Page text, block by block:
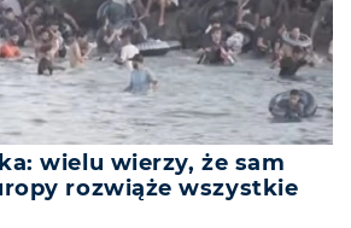
wielu wierzy, że sam
rozwiąże wszystkie